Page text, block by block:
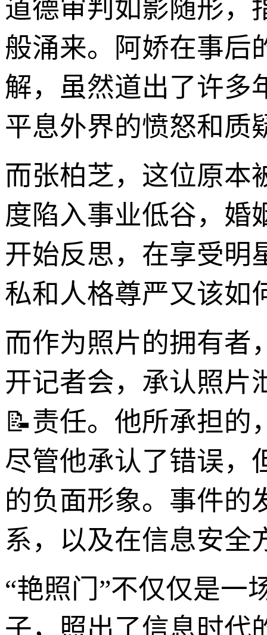
道德审判如影随形，
般涌来。阿娇在事后
解，虽然道出了许多
平息外界的愤怒和质
而张柏芝，这位原本
度陷入事业低谷，婚
开始反思，在享受明
私和人格尊严又该如
而作为照片的拥有者
开记者会，承认照片
📝责任。他所承担的
尽管他承认了错误，
的负面形象。事件的
系，以及在信息安全
“艳照门”不仅仅是一
子，照出了信息时代